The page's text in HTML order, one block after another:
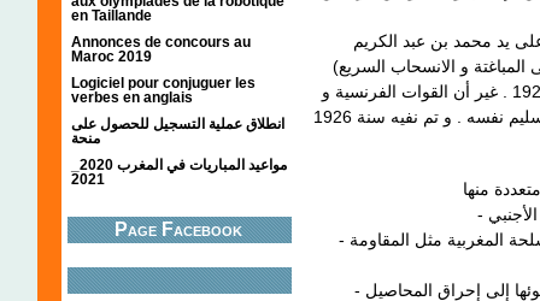
en Taillande
Annonces de concours au
Maroc 2019
Logiciel pour conjuguer les
verbes en anglais
انطلاق عملية التسجيل للحصول على
منحة
2021
Page Facebook
يد محمد بن عبد الكريم
و الانسحاب السريع)
فانتصر على الجيش الإسباني في معركة أنوال سنة 1921 . غير أن القوات الفرنسية و
الإسبانية تحالفت ضده ، فاضطر ابن عبد الكريم إلى تسليم نفسه . و تم نفيه سنة 1926
- تحالف القوات الفرنسية و الإسبانية ضد المقاومة المسلحة المغربية مثل المقاومة
- استعمال القوات الغازية لأسلحة مدمرة وسامة ، و لجوئها إلى إحراق المحاصيل